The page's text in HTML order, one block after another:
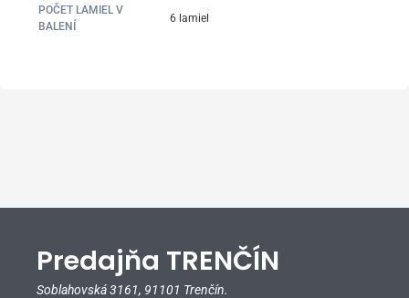
POČET LAMIEL V
BALENÍ
6 lamiel
Predajňa TRENČÍN
Soblahovská 3161, 91101 Trenčín.